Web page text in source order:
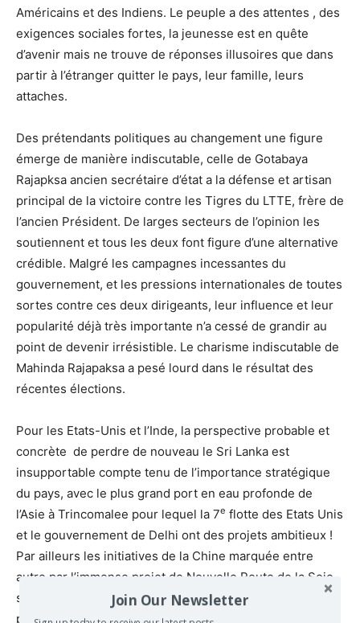
Américains et des Indiens. Le peuple a des attentes , des
exigences sociales fortes, la jeunesse est en quête
d’avenir mais ne trouve de réponses illusoires que dans
partir à l’étranger quitter le pays, leur famille, leurs
attaches.
Des prétendants politiques au changement une figure
émerge de manière indiscutable, celle de Gotabaya
Rajapksa ancien secrétaire d’état a la défense et artisan
principal de la victoire contre les Tigres du LTTE, frère de
l’ancien Président. De larges secteurs de l’opinion les
soutiennent et tous les deux font figure d’une alternative
crédible. Malgré les campagnes incessantes du
gouvernement, et les pressions internationales de toutes
sortes contre ces deux dirigeants, leur influence et leur
popularité déjà très importante n’a cessé de grandir au
point de devenir irrésistible. Le charisme indiscutable de
Mahinda Rajapaksa a pesé lourd dans le résultat des
récentes élections.
Pour les Etats-Unis et l’Inde, la perspective probable et
concrète de perdre de nouveau le Sri Lanka est
insupportable compte tenu de l’importance stratégique
du pays, avec le plus grand port en eau profonde de
l’Asie à Trincomalee pour lequel la 7e flotte des Etats Unis
et le gouvernement de Delhi ont des projets ambitieux !
Par ailleurs les initiatives de la Chine marquée entre
autre par l’immense projet de Nouvelle Route de la Soie,
ses succès économiques et politiques placent les deux
partenaires sur la défensive. Cette situation en évolution
Join Our Newsletter